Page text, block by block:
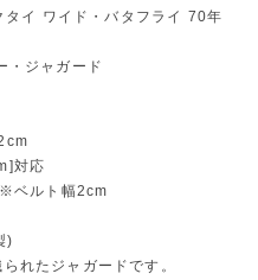
タイ ワイド・バタフライ 70年
・ジャガード
対応
ベルト幅2cm
)
ジャガードです。